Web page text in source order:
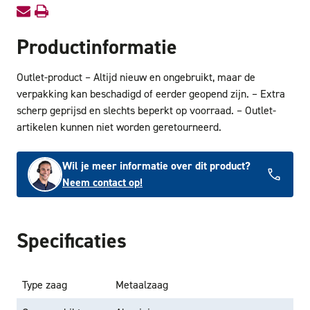
Productinformatie
Outlet-product – Altijd nieuw en ongebruikt, maar de
verpakking kan beschadigd of eerder geopend zijn. – Extra
scherp geprijsd en slechts beperkt op voorraad. – Outlet-
artikelen kunnen niet worden geretourneerd.
Wil je meer informatie over dit product?
Neem contact op!
Specificaties
Type zaag
Metaalzaag